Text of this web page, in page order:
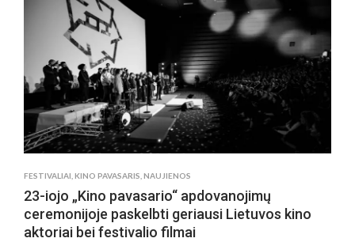
FESTIVALIAI KINO PAVASARIS NAUJIENOS
23-iojo „Kino pavasario“ apdovanojimų
ceremonijoje paskelbti geriausi Lietuvos kino
aktoriai bei festivalio filmai